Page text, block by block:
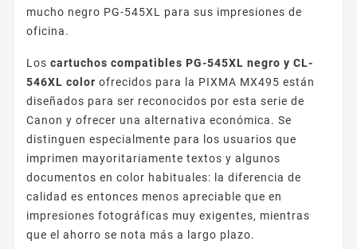
mucho negro PG-545XL para sus impresiones de
oficina.
Los cartuchos compatibles PG-545XL negro y CL-
546XL color ofrecidos para la PIXMA MX495 están
diseñados para ser reconocidos por esta serie de
Canon y ofrecer una alternativa económica. Se
distinguen especialmente para los usuarios que
imprimen mayoritariamente textos y algunos
documentos en color habituales: la diferencia de
calidad es entonces menos apreciable que en
impresiones fotográficas muy exigentes, mientras
que el ahorro se nota más a largo plazo.